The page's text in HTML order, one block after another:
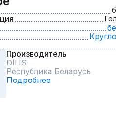
Производитель
DILIS
Республика Беларусь
Подробнее